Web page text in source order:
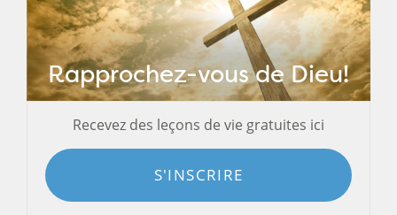
Rapprochez-vous de Dieu!
Recevez des leçons de vie gratuites ici
S'INSCRIRE